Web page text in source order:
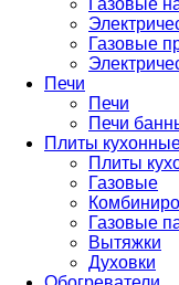
Газовые
Газовые
Печи
Печи
Печи
Плиты
Плиты
Газовые
Газовые
Вытяжки
Духовки